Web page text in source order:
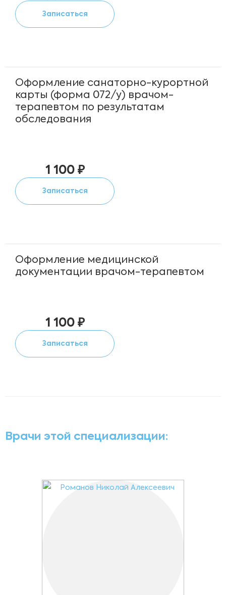
Записаться
Оформление санаторно-курортной
карты (форма 072/у) врачом-
терапевтом по результатам
обследования
1 100 ₽
Записаться
Оформление медицинской
документации врачом-терапевтом
1 100 ₽
Записаться
Врачи этой специализации: